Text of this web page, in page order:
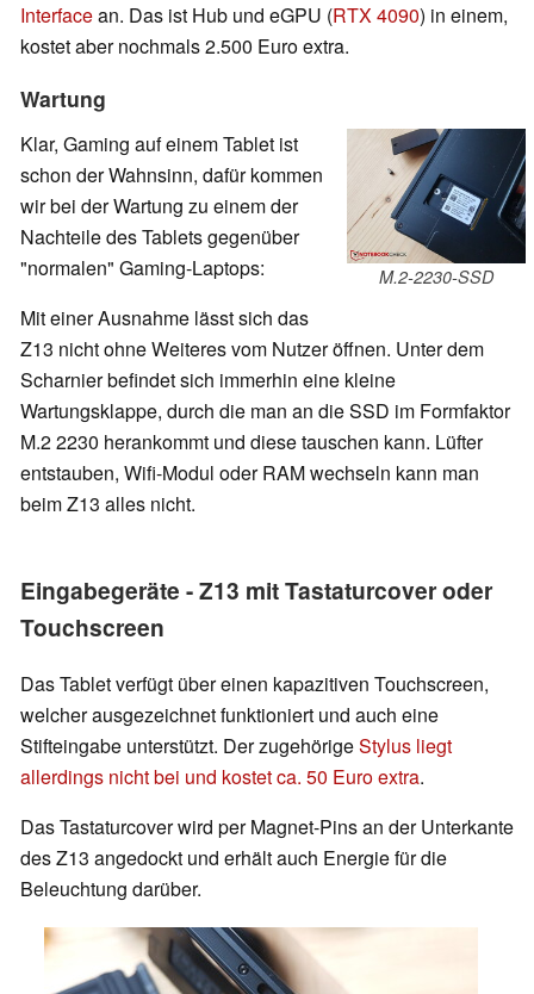
Interfacean. Das ist Hub und eGPU (RTX 4090) in einem,
kostet aber nochmals 2.500 Euro extra.
Wartung
M.2-2230-SSD
Klar, Gaming auf einem Tablet ist
schon der Wahnsinn, dafür kommen
wir bei der Wartung zu einem der
Nachteile des Tablets gegenüber
"normalen" Gaming-Laptops:
Mit einer Ausnahme lässt sich das
Z13 nicht ohne Weiteres vom Nutzer öffnen. Unter dem
Scharnier befindet sich immerhin eine kleine
Wartungsklappe, durch die man an die SSD im Formfaktor
M.2 2230 herankommt und diese tauschen kann. Lüfter
entstauben, Wifi-Modul oder RAM wechseln kann man
beim Z13 alles nicht.
Eingabegeräte - Z13 mit Tastaturcover oder
Touchscreen
Das Tablet verfügt über einen kapazitiven Touchscreen,
welcher ausgezeichnet funktioniert und auch eine
Stifteingabe unterstützt. Der zugehörigeStylus liegt
allerdings nicht bei und kostet ca. 50 Euro extra.
Das Tastaturcover wird per Magnet-Pins an der Unterkante
des Z13 angedockt und erhält auch Energie für die
Beleuchtung darüber.